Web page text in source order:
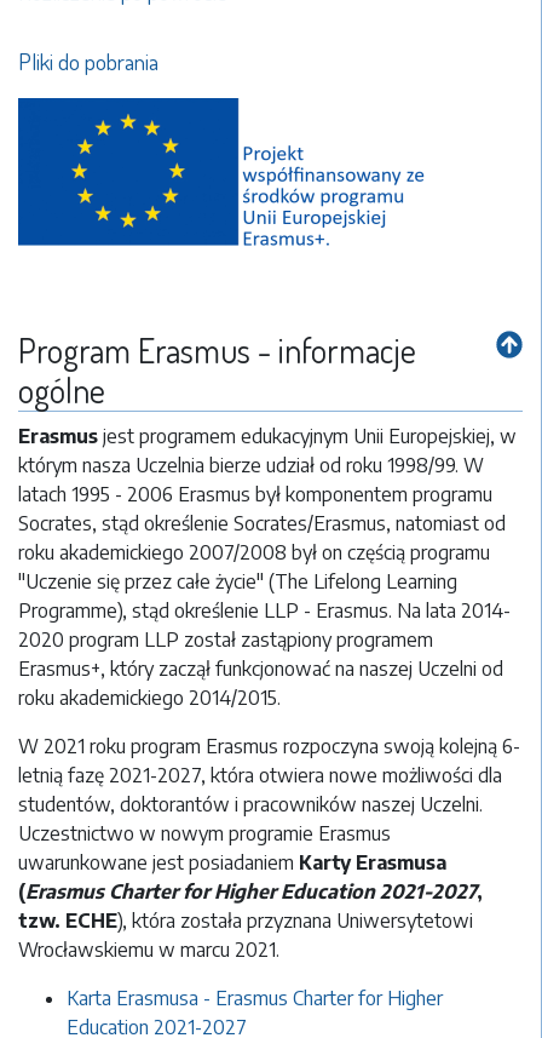
Pliki do pobrania
Program Erasmus - informacje
ogólne
Erasmus jest programem edukacyjnym Unii Europejskiej, w
którym nasza Uczelnia bierze udział od roku 1998/99. W
latach 1995 - 2006 Erasmus był komponentem programu
Socrates, stąd określenie Socrates/Erasmus, natomiast od
roku akademickiego 2007/2008 był on częścią programu
"Uczenie się przez całe życie" (The Lifelong Learning
Programme), stąd określenie LLP - Erasmus. Na lata 2014-
2020 program LLP został zastąpiony programem
Erasmus+, który zaczął funkcjonować na naszej Uczelni od
roku akademickiego 2014/2015.
W 2021 roku program Erasmus rozpoczyna swoją kolejną 6-
letnią fazę 2021-2027, która otwiera nowe możliwości dla
studentów, doktorantów i pracowników naszej Uczelni.
Uczestnictwo w nowym programie Erasmus
uwarunkowane jest posiadaniem Karty Erasmusa
(Erasmus Charter for Higher Education 2021-2027,
tzw. ECHE), która została przyznana Uniwersytetowi
Wrocławskiemu w marcu 2021.
Karta Erasmusa - Erasmus Charter for Higher
Education 2021-2027